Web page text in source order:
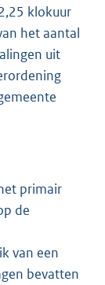
klokuur
het aantal
uit
primair
de
van een
bevatten